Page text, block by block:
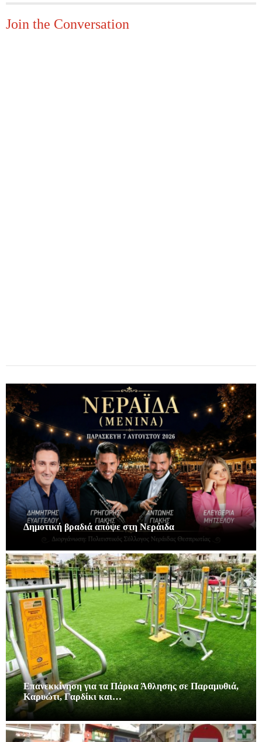
Join the Conversation
Δημοτική βραδιά απόψε στη Νεράιδα
Επανεκκίνηση για τα Πάρκα Άθλησης σε Παραμυθιά,
Καρυώτι, Γαρδίκι και…